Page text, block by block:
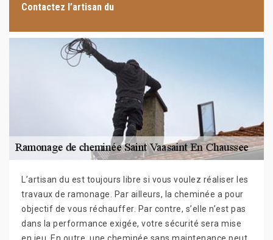
Contactez l’artisan du
L’artisan du est toujours libre si vous voulez réaliser les
travaux de ramonage. Par ailleurs, la cheminée a pour
objectif de vous réchauffer. Par contre, s’elle n’est pas
dans la performance exigée, votre sécurité sera mise